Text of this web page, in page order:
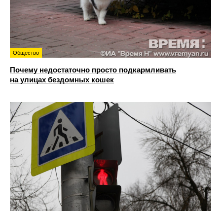
Общество
Почему недостаточно просто подкармливать
на улицах бездомных кошек